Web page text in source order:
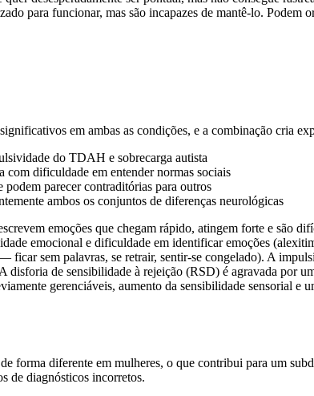
para funcionar, mas são incapazes de mantê-lo.
em ambas as condições, e a combinação cria
do TDAH e sobrecarga autista
com dificuldade em entender normas sociais
podem parecer contraditórias para outros
ambos os conjuntos de diferenças neurológicas
emoções que chegam rápido, atingem forte e
emocional e dificuldade em identificar emoções
ficar sem palavras, se retrair, sentir-se congelado). A
disforia de sensibilidade à rejeição (RSD) é agravada
gerenciáveis, aumento da sensibilidade sensorial e
forma diferente em mulheres, o que contribui para um
de diagnósticos incorretos.